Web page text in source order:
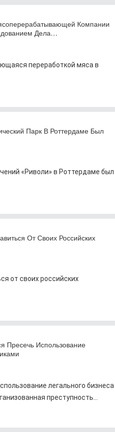
Компании
Дела…
переработкой мяса в
Парк В Роттердаме Был
«Риволи» в Роттердаме был
От Своих Российских
от своих российских
Пресечь Использование
легального бизнеса
преступность...